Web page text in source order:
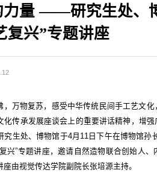
力量 ——研究生处、
复兴”专题讲座
，万物复苏，感受中华传统民间手⼯艺⽂
化传承发展座谈会上的重要讲话精神，增
究生处、博物馆于4月11日下午在博物馆孙
兴”专题讲座，邀请自然造物联合创始人
座由视觉传达学院副院长张培源主持。